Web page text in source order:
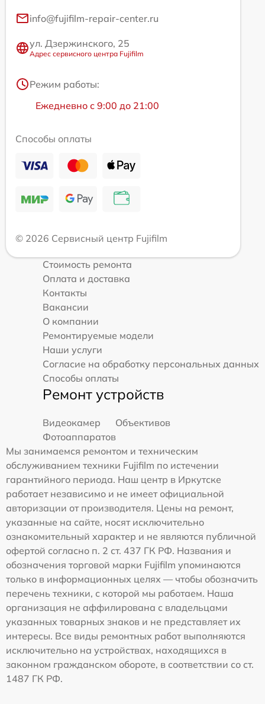
info@fujifilm-repair-center.ru
ул. Дзержинского, 25
Адрес сервисного центра Fujifilm
Режим работы:
Ежедневно с 9:00 до 21:00
Способы оплаты
© 2026 Сервисный центр Fujifilm
Стоимость ремонта
Оплата и доставка
Контакты
Вакансии
О компании
Ремонтируемые модели
Наши услуги
Согласие на обработку персональных данных
Способы оплаты
Ремонт устройств
Видеокамер
Объективов
Фотоаппаратов
Мы занимаемся ремонтом и техническим
обслуживанием техники Fujifilm по истечении
гарантийного периода. Наш центр в Иркутске
работает независимо и не имеет официальной
авторизации от производителя. Цены на ремонт,
указанные на сайте, носят исключительно
ознакомительный характер и не являются публичной
офертой согласно п. 2 ст. 437 ГК РФ. Названия и
обозначения торговой марки Fujifilm упоминаются
только в информационных целях — чтобы обозначить
перечень техники, с которой мы работаем. Наша
организация не аффилирована с владельцами
указанных товарных знаков и не представляет их
интересы. Все виды ремонтных работ выполняются
исключительно на устройствах, находящихся в
законном гражданском обороте, в соответствии со ст.
1487 ГК РФ.